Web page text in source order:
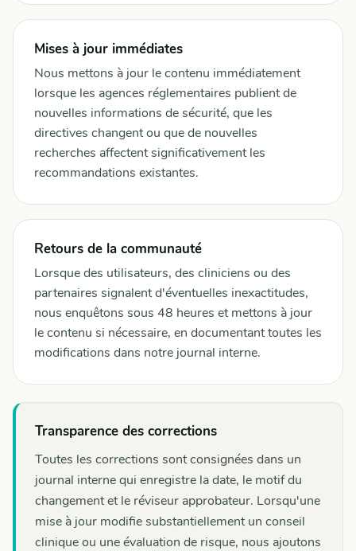
Mises à jour immédiates
Nous mettons à jour le contenu immédiatement
lorsque les agences réglementaires publient de
nouvelles informations de sécurité, que les
directives changent ou que de nouvelles
recherches affectent significativement les
recommandations existantes.
Retours de la communauté
Lorsque des utilisateurs, des cliniciens ou des
partenaires signalent d'éventuelles inexactitudes,
nous enquêtons sous 48 heures et mettons à jour
le contenu si nécessaire, en documentant toutes les
modifications dans notre journal interne.
Transparence des corrections
Toutes les corrections sont consignées dans un
journal interne qui enregistre la date, le motif du
changement et le réviseur approbateur. Lorsqu'une
mise à jour modifie substantiellement un conseil
clinique ou une évaluation de risque, nous ajoutons